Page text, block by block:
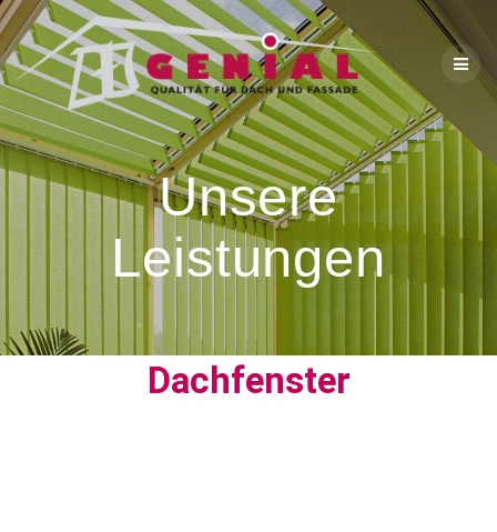
Unsere
Leistungen
Dachfenster